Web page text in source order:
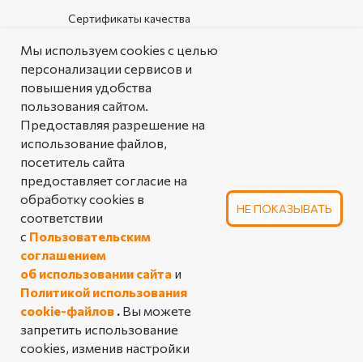
Мы используем cookies с целью
персонализации сервисов и
повышения удобства
пользования сайтом.
Предоставляя разрешение на
использование файлов,
посетитель сайта
предоставляет согласие на
обработку cookies в
соответствии
с Пользовательским
соглашением
об использовании сайта и
Политикой использования
cookie-файлов . Вы можете
запретить использование
cookies, изменив настройки
НЕ ПОКАЗЫВАТЬ
Аналоговая таблица
линейной арматуры
Типовые решения
РЕШЕНИЯ
Каталог
Документы организации
Сертификаты качества
ПОЛИТИКА КОНФИДЕНЦИАЛЬНОСТИ
© 2025 Производственное предприятие
«Импульс». Все права защищены
ПОЛЬЗОВАТЕЛЬСКОЕ СОГЛАШЕНИЕ
ОБ ИСПОЛЬЗОВАНИИ САЙТА